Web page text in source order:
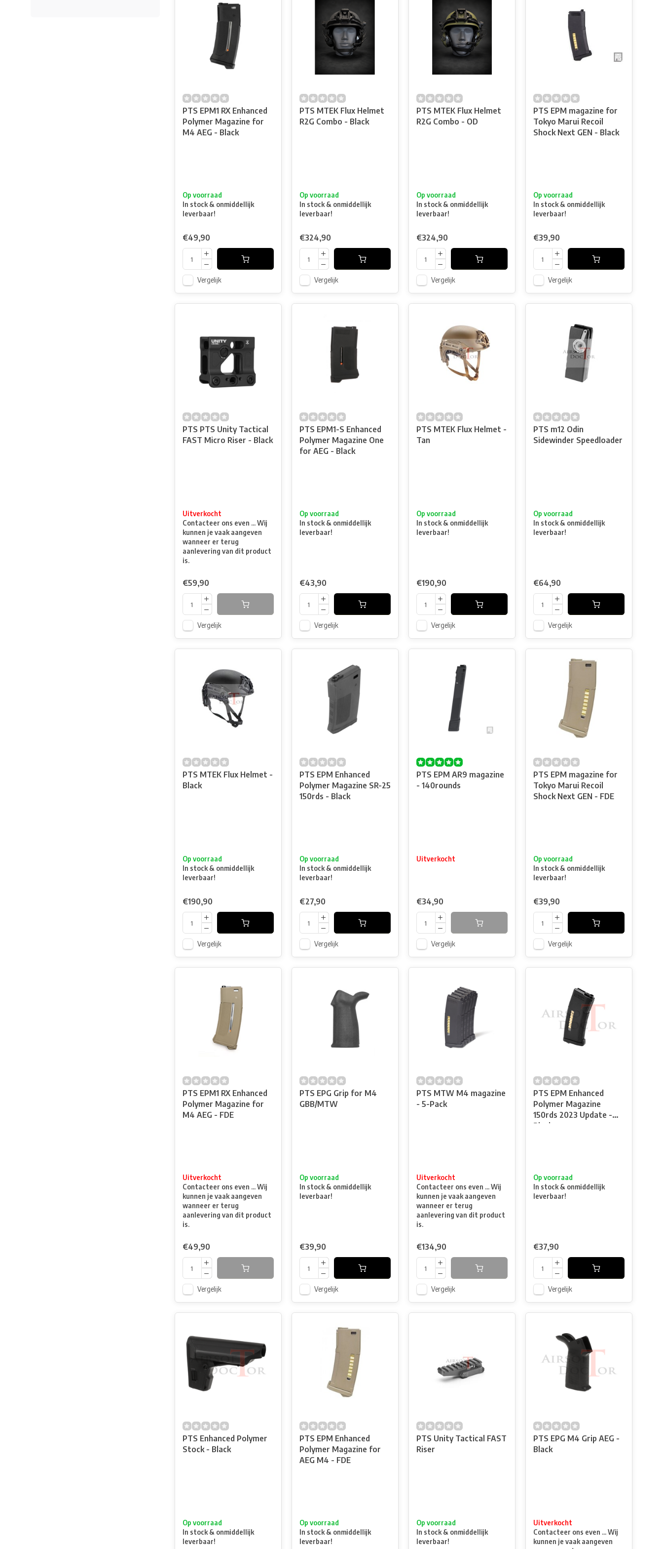
PTS EPM1 RX Enhanced
Polymer Magazine for
M4 AEG - Black
Op voorraad
In stock & onmiddellijk
leverbaar!
€49,90
Vergelijk
PTS MTEK Flux Helmet
R2G Combo - Black
Op voorraad
In stock & onmiddellijk
leverbaar!
€324,90
Vergelijk
PTS MTEK Flux Helmet
R2G Combo - OD
Op voorraad
In stock & onmiddellijk
leverbaar!
€324,90
Vergelijk
PTS EPM magazine for
Tokyo Marui Recoil
Shock Next GEN - Black
Op voorraad
In stock & onmiddellijk
leverbaar!
€39,90
Vergelijk
PTS PTS Unity Tactical
FAST Micro Riser - Black
Uitverkocht
Contacteer ons even ... Wij
kunnen je vaak aangeven
wanneer er terug
aanlevering van dit product
is.
€59,90
Vergelijk
PTS EPM1-S Enhanced
Polymer Magazine One
for AEG - Black
Op voorraad
In stock & onmiddellijk
leverbaar!
€43,90
Vergelijk
PTS MTEK Flux Helmet -
Tan
Op voorraad
In stock & onmiddellijk
leverbaar!
€190,90
Vergelijk
PTS m12 Odin
Sidewinder Speedloader
Op voorraad
In stock & onmiddellijk
leverbaar!
€64,90
Vergelijk
PTS MTEK Flux Helmet -
Black
Op voorraad
In stock & onmiddellijk
leverbaar!
€190,90
Vergelijk
PTS EPM Enhanced
Polymer Magazine SR-25
150rds - Black
Op voorraad
In stock & onmiddellijk
leverbaar!
€27,90
Vergelijk
PTS EPM AR9 magazine
- 140rounds
Uitverkocht
€34,90
Vergelijk
PTS EPM magazine for
Tokyo Marui Recoil
Shock Next GEN - FDE
Op voorraad
In stock & onmiddellijk
leverbaar!
€39,90
Vergelijk
PTS EPM1 RX Enhanced
Polymer Magazine for
M4 AEG - FDE
Uitverkocht
Contacteer ons even ... Wij
kunnen je vaak aangeven
wanneer er terug
aanlevering van dit product
is.
€49,90
Vergelijk
PTS EPG Grip for M4
GBB/MTW
Op voorraad
In stock & onmiddellijk
leverbaar!
€39,90
Vergelijk
PTS MTW M4 magazine
- 5-Pack
Uitverkocht
Contacteer ons even ... Wij
kunnen je vaak aangeven
wanneer er terug
aanlevering van dit product
is.
€134,90
Vergelijk
PTS EPM Enhanced
Polymer Magazine
150rds 2023 Update -
Black
Op voorraad
In stock & onmiddellijk
leverbaar!
€37,90
Vergelijk
PTS Enhanced Polymer
Stock - Black
Op voorraad
In stock & onmiddellijk
leverbaar!
PTS EPM Enhanced
Polymer Magazine for
AEG M4 - FDE
Op voorraad
In stock & onmiddellijk
leverbaar!
PTS Unity Tactical FAST
Riser
Op voorraad
In stock & onmiddellijk
leverbaar!
PTS EPG M4 Grip AEG -
Black
Uitverkocht
Contacteer ons even ... Wij
kunnen je vaak aangeven